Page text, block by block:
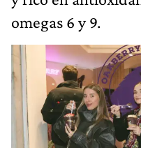
omegas 6 y 9.